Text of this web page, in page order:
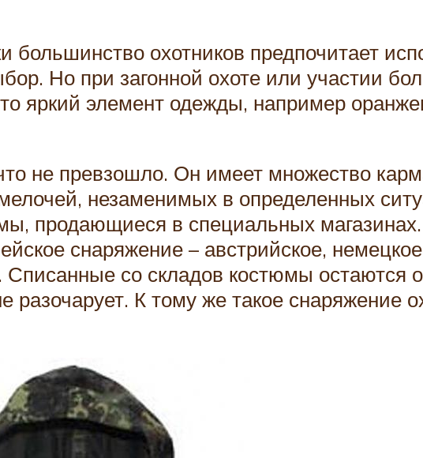
большинство охотников предпочитает
Но при загонной охоте или участии
яркий элемент одежды, например
не превзошло. Он имеет множество
незаменимых в определенных
продающиеся в специальных
снаряжение – австрийское,
Списанные со складов костюмы
К тому же такое снаряжение